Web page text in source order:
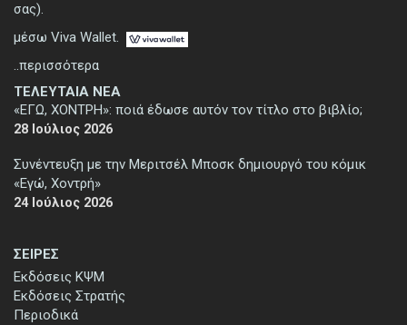
ΣΕΙΡΕΣ
Εκδόσεις ΚΨΜ
Εκδόσεις Στρατής
Περιοδικά
ΤΕΛΕΥΤΑΙΑ ΝΕΑ
«ΕΓΩ, ΧΟΝΤΡΗ»: ποιά έδωσε αυτόν τον τίτλο στο βιβλίο;
28 Ιούλιος 2026
Συνέντευξη με την Μεριτσέλ Μποσκ δημιουργό του κόμικ
«Εγώ, Χοντρή»
24 Ιούλιος 2026
σας).
μέσω Viva Wallet.
..περισσότερα